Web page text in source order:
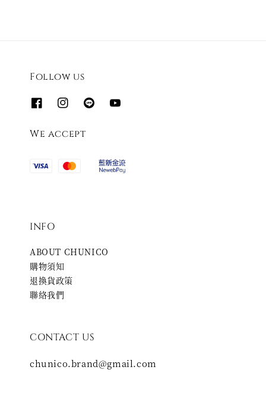
Follow us
We accept
INFO
ABOUT CHUNICO
購物須知
退換貨政策
聯絡我們
CONTACT US
chunico.brand@gmail.com